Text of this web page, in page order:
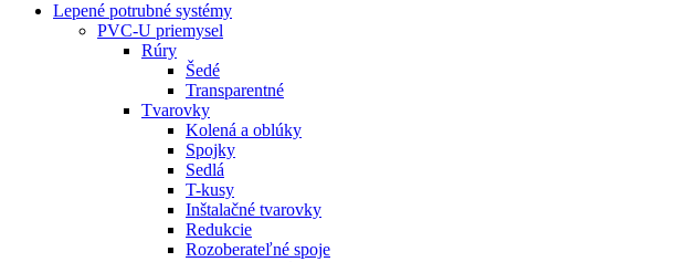
Lepené potrubné systémy
PVC-U priemysel
Rúry
Šedé
Transparentné
Tvarovky
Kolená a oblúky
Spojky
Sedlá
T-kusy
Inštalačné tvarovky
Redukcie
Rozoberateľné spoje